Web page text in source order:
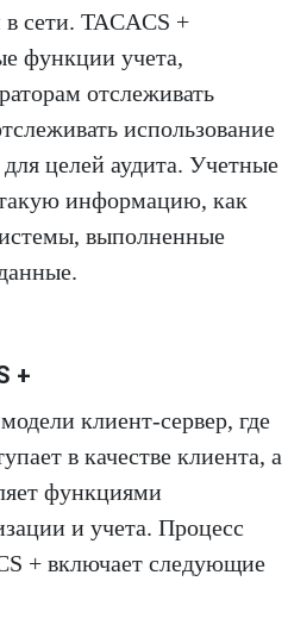
в сети. TACACS +
функции учета,
отслеживать
использование
для целей аудита. Учетные
информацию, как
выполненные
+
клиент-сервер, где
в качестве клиента, а
функциями
и учета. Процесс
+ включает следующие